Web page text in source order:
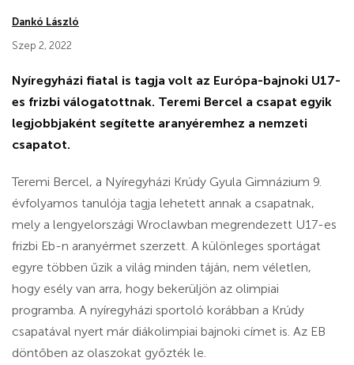
Dankó László
Szep 2, 2022
Nyíregyházi fiatal is tagja volt az Európa-bajnoki U17-
es frizbi válogatottnak. Teremi Bercel a csapat egyik
legjobbjaként segítette aranyéremhez a nemzeti
csapatot.
Teremi Bercel, a Nyíregyházi Krúdy Gyula Gimnázium 9.
évfolyamos tanulója tagja lehetett annak a csapatnak,
mely a lengyelországi Wroclawban megrendezett U17-es
frizbi Eb-n aranyérmet szerzett. A különleges sportágat
egyre többen űzik a világ minden táján, nem véletlen,
hogy esély van arra, hogy bekerüljön az olimpiai
programba. A nyíregyházi sportoló korábban a Krúdy
csapatával nyert már diákolimpiai bajnoki címet is. Az EB
döntőben az olaszokat győzték le.